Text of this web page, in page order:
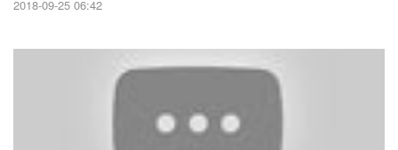
2018-09-25 06:42